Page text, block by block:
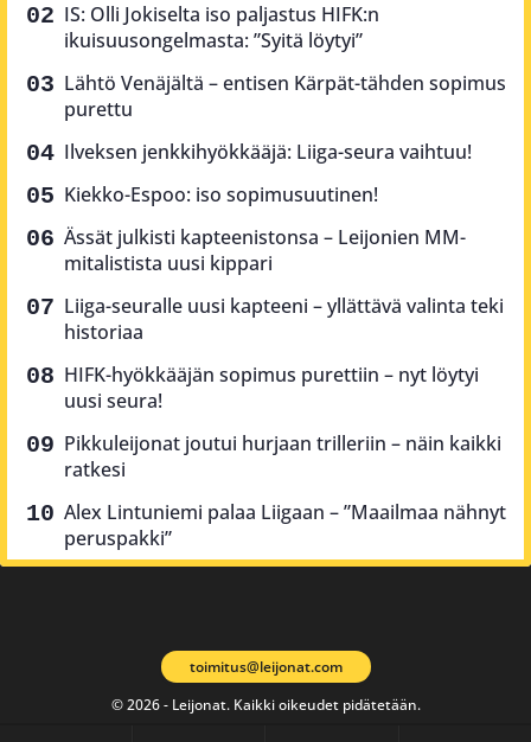
IS: Olli Jokiselta iso paljastus HIFK:n
ikuisuusongelmasta: ”Syitä löytyi”
Lähtö Venäjältä – entisen Kärpät-tähden sopimus
purettu
Ilveksen jenkkihyökkääjä: Liiga-seura vaihtuu!
Kiekko-Espoo: iso sopimusuutinen!
Ässät julkisti kapteenistonsa – Leijonien MM-
mitalistista uusi kippari
Liiga-seuralle uusi kapteeni – yllättävä valinta teki
historiaa
HIFK-hyökkääjän sopimus purettiin – nyt löytyi
uusi seura!
Pikkuleijonat joutui hurjaan trilleriin – näin kaikki
ratkesi
Alex Lintuniemi palaa Liigaan – ”Maailmaa nähnyt
peruspakki”
© 2026 - Leijonat. Kaikki oikeudet pidätetään.
toimitus@leijonat.com